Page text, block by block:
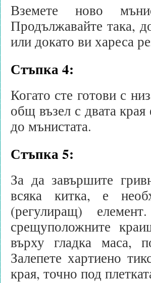
Вземете ново
Продължавайте така,
или докато ви хареса
Стъпка 4:
Когато сте готови с
общ възел с двата
до мънистата.
Стъпка 5:
За да завършите
всяка китка, е
(регулиращ)
срещуположните
върху гладка маса,
Залепете хартиено
края, точно под